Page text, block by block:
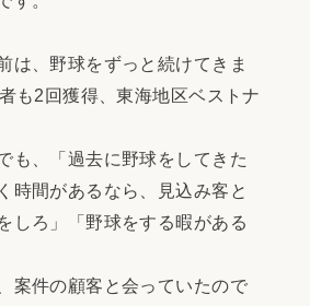
、野球をずっと続けてきま
も2回獲得、東海地区ベストナ
も、「過去に野球をしてきた
時間があるなら、見込み客と
しろ」「野球をする暇がある
案件の顧客と会っていたので